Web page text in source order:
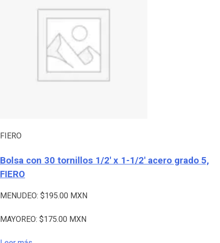
FIERO
Bolsa con 30 tornillos 1/2′ x 1-1/2′ acero grado 5,
FIERO
MENUDEO: $195.00 MXN
MAYOREO: $175.00 MXN